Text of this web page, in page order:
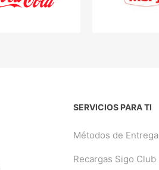
SERVICIOS PARA TI
Métodos de Entrega
Recargas Sigo Club